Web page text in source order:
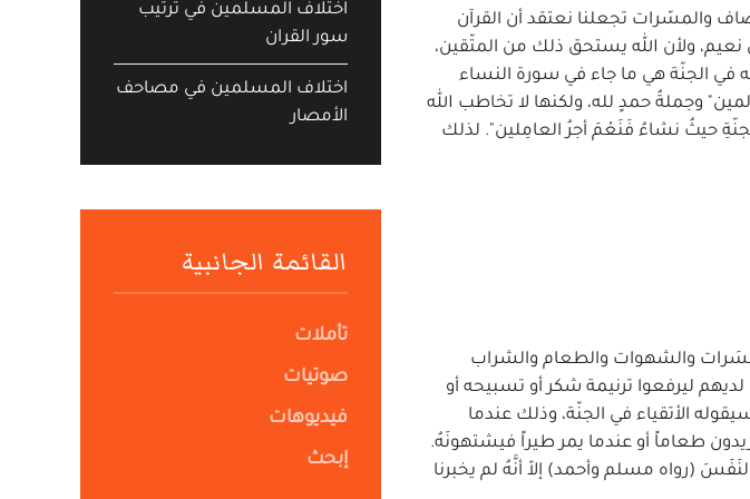
والمسّرات تجعلنا نعتقد أن القرآن
ولأن الله يستحق ذلك من المتّقين،
في الجنّة هي ما جاء في سورة النساء
وجملةُ حمدٍ لله، ولكنها لا تخاطب الله
نتبوَّأ مِنَ الجنّةِ حيثُ نشاءُ فَنَعْمَ أجرُ العامِلين". لذلك
والشهوات والطعام والشراب
ليرفعوا ترنيمة شكر أو تسبيحه أو
الأتقياء في الجنّة، وذلك عندما
طعاماً أو عندما يمر طيراً فيشتهونَهُ.
(رواه مسلم وأحمد) إلاّ أنَّهُ لم يخبرنا
اختلاف المسلمين في ترتيب
سور القران
اختلاف المسلمين في مصاحف
الأمصار
القائمة الجانبية
تأملات
صوتيات
فيديوهات
إبحث